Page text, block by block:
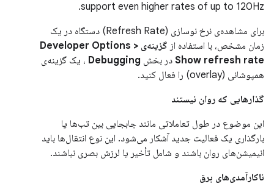
support even higher rates of up to 120Hz.
برای مشاهده‌ی نرخ نوسازی (Refresh Rate) دستگاه در یک
زمان مشخص، با استفاده از
گزینه‌ی Developer Options >
Show refresh rate در بخش Debugging ، یک گزینه‌ی
همپوشانی (overlay) را فعال کنید.
گذارهایی که روان نیستند
این موضوع در طول تعاملاتی مانند جابجایی بین تب‌ها یا
بارگذاری یک فعالیت جدید آشکار می‌شود. این نوع انتقال‌ها باید
انیمیشن‌های روان باشند و شامل تأخیر یا لرزش بصری نباشند.
ناکارآمدی‌های برق